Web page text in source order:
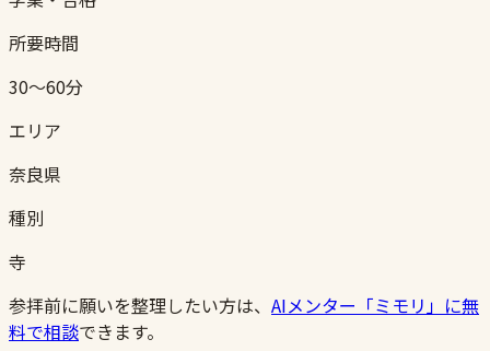
所要時間
30〜60分
エリア
奈良県
種別
寺
参拝前に願いを整理したい方は、 AIメンター「ミモリ」に無
料で相談できます。